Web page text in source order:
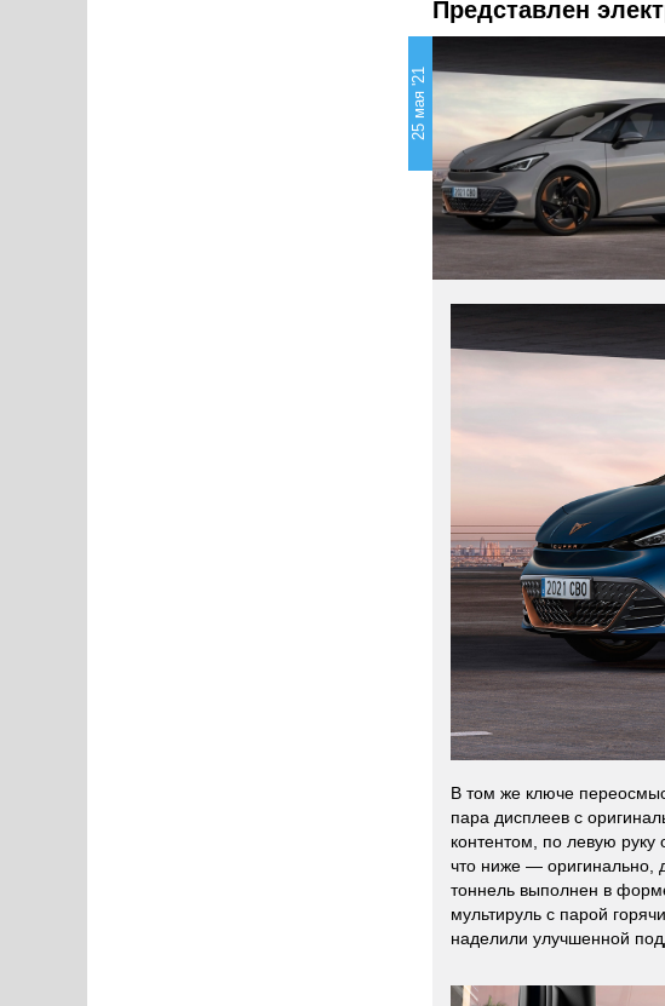
Представлен
25 мая '21
В том же ключе
пара дисплеев с
контентом, по левую руку
что ниже — оригинально,
тоннель выполнен в
мультируль с парой
наделили улучшенной